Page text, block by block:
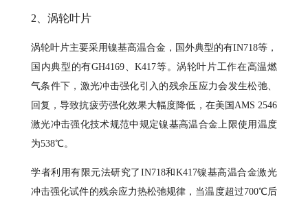
2、涡轮叶片
涡轮叶片主要采用镍基高温合金，国外典型的有IN718等，
国内典型的有GH4169、K417等。涡轮叶片工作在高温燃
气条件下，激光冲击强化引入的残余压应力会发生松弛、
回复，导致抗疲劳强化效果大幅度降低，在美国AMS 2546
激光冲击强化技术规范中规定镍基高温合金上限使用温度
为538℃。
学者利用有限元法研究了IN718和K417镍基高温合金激光
冲击强化试件的残余应力热松弛规律，当温度超过700℃后